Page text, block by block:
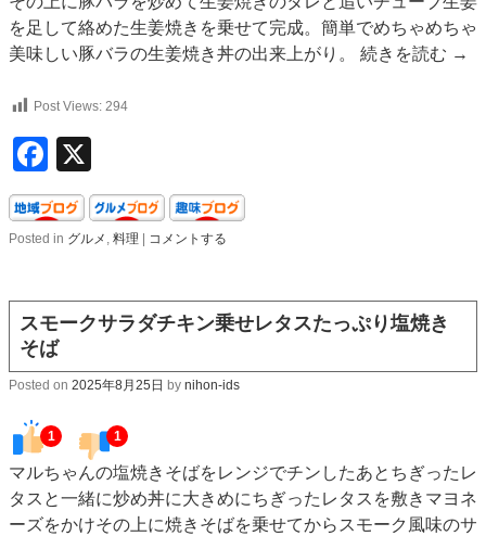
を足して絡めた生姜焼きを乗せて完成。簡単でめちゃめちゃ
美味しい豚バラの生姜焼き丼の出来上がり。 続きを読む →
Post Views: 294
Facebook
Posted in グルメ , 料理 コメントする
スモークサラダチキン乗せレタスたっぷり塩焼き
そば
Posted on 2025年8月25日 by nihon-ids
1 1
マルちゃんの塩焼きそばをレンジでチンしたあとちぎったレ
タスと一緒に炒め丼に大きめにちぎったレタスを敷きマヨネ
ーズをかけその上に焼きそばを乗せてからスモーク風味のサ